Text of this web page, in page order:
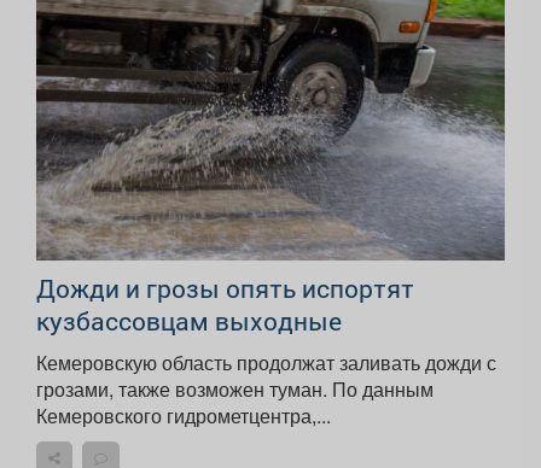
Дожди и грозы опять испортят
кузбассовцам выходные
Кемеровскую область продолжат заливать дожди с
грозами, также возможен туман. По данным
Кемеровского гидрометцентра,...